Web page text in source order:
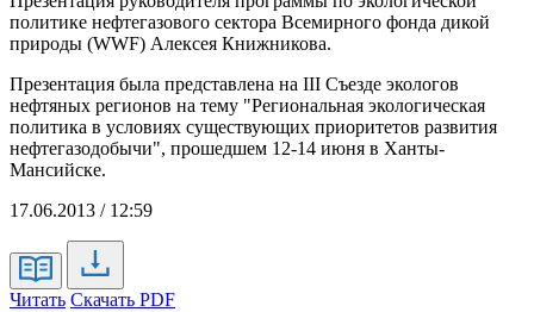
политике нефтегазового сектора Всемирного фонда дикой
природы (WWF) Алексея Книжникова.
Презентация была представлена на III Съезде экологов
нефтяных регионов на тему "Региональная экологическая
политика в условиях существующих приоритетов развития
нефтегазодобычи", прошедшем 12-14 июня в Ханты-
Мансийске.
17.06.2013 / 12:59
Читать Скачать PDF